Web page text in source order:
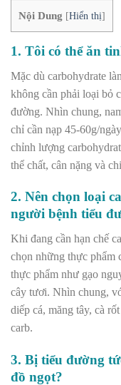
Nội Dung [Hiển thị]
1. Tôi có thể ăn
Mặc dù carbohydrate
không cần phải loại bỏ
đường. Nhìn chung,
chỉ cần nạp 45-60g/
chỉnh lượng
thể chất, cân nặng và
2. Nên chọn loại
người bệnh tiểu
Khi đang cần hạn chế
chọn những thực phẩm
thực phẩm như gạo
cây tươi. Nhìn chung,
diếp cá, măng tây, cà
carb.
3. Bị tiểu đường
đồ ngọt?